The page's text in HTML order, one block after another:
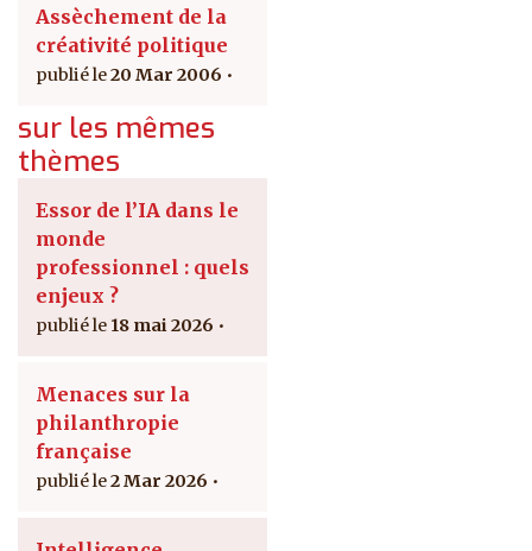
Assèchement de la
créativité politique
20 Mar 2006
sur les mêmes
thèmes
Essor de l’IA dans le
monde
professionnel : quels
enjeux ?
18 mai 2026
Menaces sur la
philanthropie
française
2 Mar 2026